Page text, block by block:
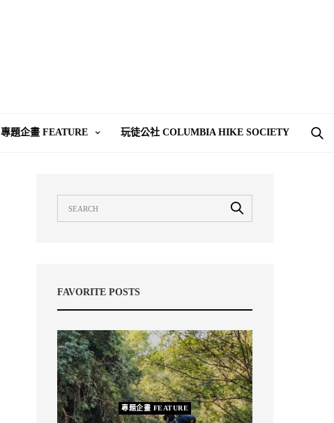
專題企畫 FEATURE 玩徒公社 COLUMBIA HIKE SOCIETY
FAVORITE POSTS
專題企畫 FEATURE